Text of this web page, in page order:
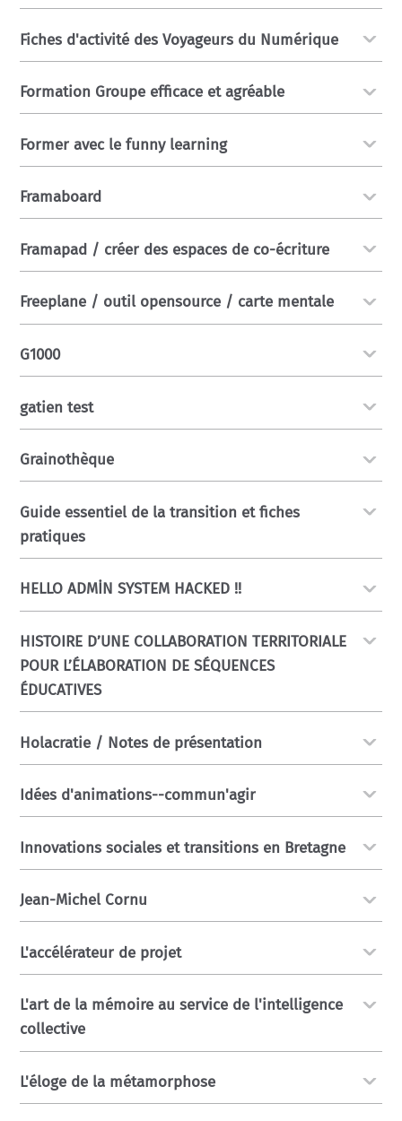
Fiches d'activité des Voyageurs du Numérique
Formation Groupe efficace et agréable
Former avec le funny learning
Framaboard
Framapad / créer des espaces de co-écriture
Freeplane / outil opensource / carte mentale
G1000
gatien test
Grainothèque
Guide essentiel de la transition et fiches
pratiques
HELLO ADMİN SYSTEM HACKED !!
HISTOIRE D’UNE COLLABORATION TERRITORIALE
POUR L’ÉLABORATION DE SÉQUENCES
ÉDUCATIVES
Holacratie / Notes de présentation
Idées d'animations--commun'agir
Innovations sociales et transitions en Bretagne
Jean-Michel Cornu
L'accélérateur de projet
L'art de la mémoire au service de l'intelligence
collective
L'éloge de la métamorphose